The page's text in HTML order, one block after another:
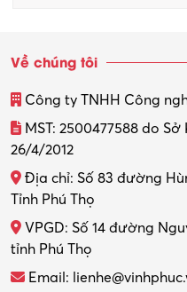
Về chúng tôi
Công ty TNHH Công
MST: 2500477588 do
26/4/2012
Địa chỉ: Số 83 đường
Tỉnh Phú Thọ
VPGD: Số 14 đường
tỉnh Phú Thọ
Email: